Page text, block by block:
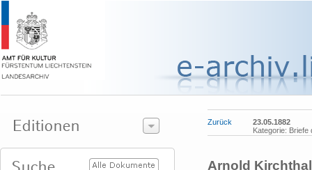
Zurück
23.05.1882
Kategorie: Briefe
Arnold